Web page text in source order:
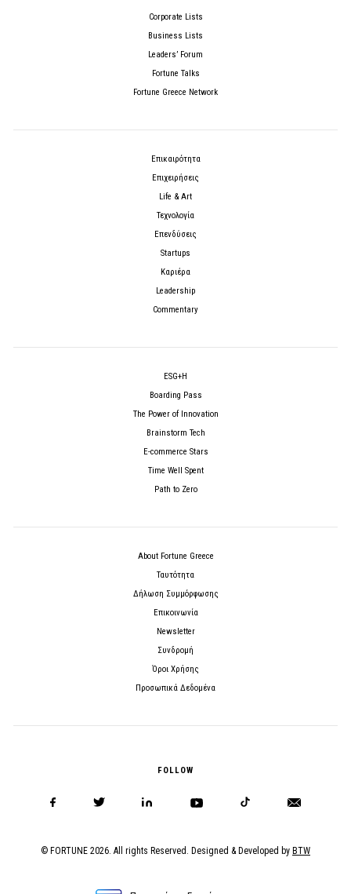
Corporate Lists
Business Lists
Leaders’ Forum
Fortune Talks
Fortune Greece Network
Επικαιρότητα
Επιχειρήσεις
Life & Art
Τεχνολογία
Επενδύσεις
Startups
Καριέρα
Leadership
Commentary
ESG+H
Boarding Pass
The Power of Innovation
Brainstorm Tech
E-commerce Stars
Time Well Spent
Path to Zero
About Fortune Greece
Ταυτότητα
Δήλωση Συμμόρφωσης
Επικοινωνία
Newsletter
Συνδρομή
Όροι Χρήσης
Προσωπικά Δεδομένα
FOLLOW
© FORTUNE 2026. All rights Reserved. Designed & Developed by BTW